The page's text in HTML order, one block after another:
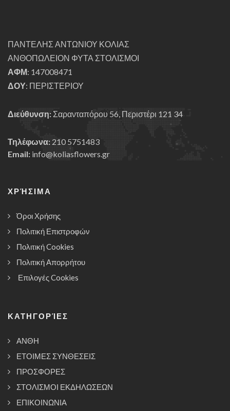
ΠΑΝΤΕΛΗΣ ΑΝΤΩΝΙΟΥ ΚΟΛΙΑΣ
ΑΝΘΟΠΩΛΕΙΟΝ ΦΥΤΑ ΣΤΟΛΙΣΜΟΙ
ΑΦΜ: 147008471
ΔΟΥ: ΠΕΡΙΣΤΕΡΙΟΥ
Διεύθυνση: Σαρανταπόρου 56, Περιστέρι 121 34
Τηλέφωνα: 210 5751483
Email: info@koliasflowers.gr
ΧΡΉΣΙΜΑ
Όροι Χρήσης
Πολιτική Επιστροφών
Πολιτική Cookies
Πολιτική Απορρήτου
Επιλογές Cookies
ΚΑΤΗΓΟΡΊΕΣ
ΑΝΘΗ
ΕΤΟΙΜΕΣ ΣΥΝΘΕΣΕΙΣ
ΠΡΟΣΦΟΡΕΣ
ΣΤΟΛΙΣΜΟΙ ΕΚΔΗΛΩΣΕΩΝ
ΕΠΙΚΟΙΝΩΝΙΑ